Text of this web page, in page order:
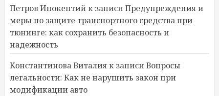
Петров Инокентийк записиПредупреждения и
меры по защите транспортного средства при
тюнинге: как сохранить безопасность и
надежность
Константинова Виталияк записиВопросы
легальности: Как не нарушить закон при
модификации авто